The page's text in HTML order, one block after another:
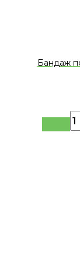
Бандаж